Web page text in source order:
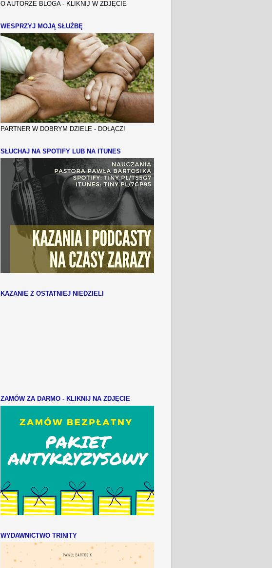
O AUTORZE BLOGA - KLIKNIJ W ZDJĘCIE
WESPRZYJ MOJĄ SŁUŻBĘ
PARTNER W DOBRYM DZIELE - DOŁĄCZ!
SŁUCHAJ NA SPOTIFY LUB NA ITUNES
KAZANIE Z OSTATNIEJ NIEDZIELI
ZAMÓW ZA DARMO - KLIKNIJ NA ZDJĘCIE
WYDAWNICTWO TRINITY